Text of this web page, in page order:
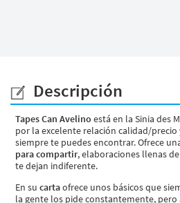
Descripción
Tapes Can Avelino está en la Sinia des
por la excelente relación calidad/
siempre te puedes encontrar. Ofrece
para compartir, elaboraciones llenas de
te dejan indiferente.
En su cartaofrece unos básicos que
la gente los pide constantemente, pero